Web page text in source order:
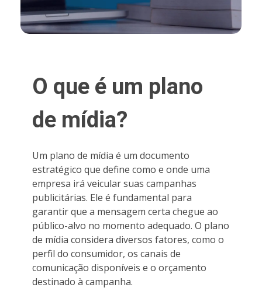
O que é um plano
de mídia?
Um plano de mídia é um documento
estratégico que define como e onde uma
empresa irá veicular suas campanhas
publicitárias. Ele é fundamental para
garantir que a mensagem certa chegue ao
público-alvo no momento adequado. O plano
de mídia considera diversos fatores, como o
perfil do consumidor, os canais de
comunicação disponíveis e o orçamento
destinado à campanha.